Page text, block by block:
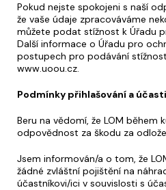
Pokud nejste spokojeni s naší
že vaše údaje zpracováváme
můžete podat stížnost k Úřadu
Další informace o Úřadu pro
postupech pro podávání
www.uoou.cz.
Podmínky přihlašování a
Beru na vědomí, že LOM během
odpovědnost za škodu za
Jsem informován/a o tom, že
žádné zvláštní pojištění na
účastníkovi/ici v souvislosti s